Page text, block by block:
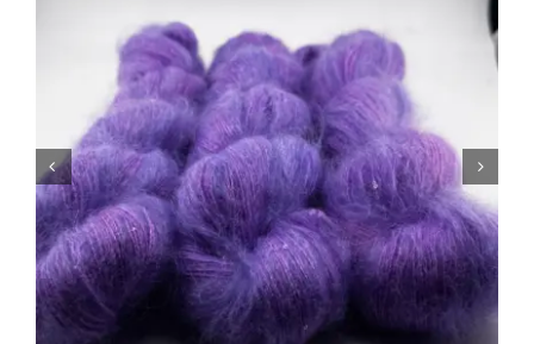
Tipps & Infos
Münster Yarn
Wollfestivals
Kontakt